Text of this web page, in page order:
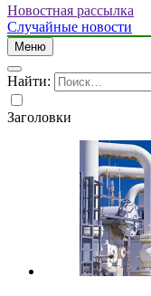
Новостная рассылка
Случайные новости
Меню
Найти:
Заголовки